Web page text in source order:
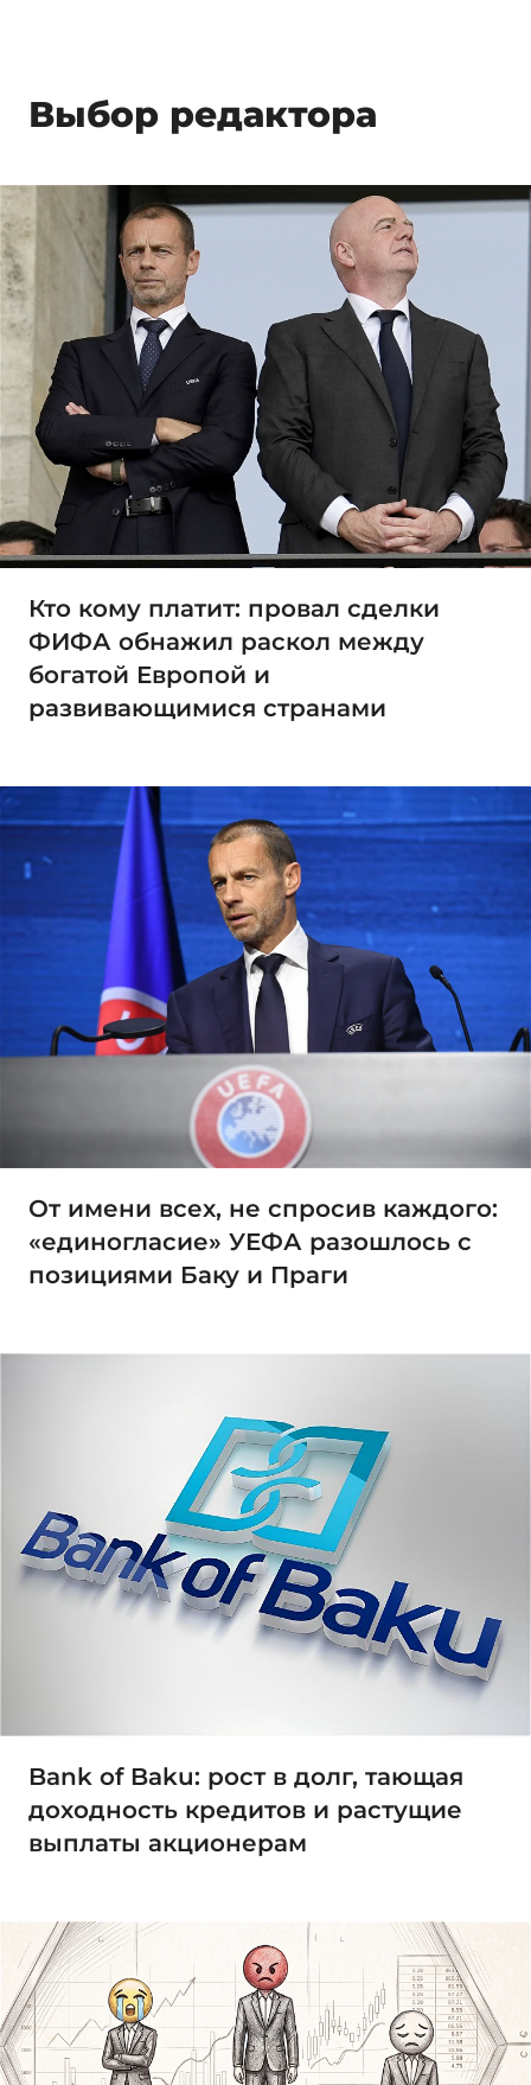
Выбор редактора
Кто кому платит: провал сделки
ФИФА обнажил раскол между
богатой Европой и
развивающимися странами
От имени всех, не спросив каждого:
«единогласие» УЕФА разошлось с
позициями Баку и Праги
Bank of Baku: рост в долг, тающая
доходность кредитов и растущие
выплаты акционерам